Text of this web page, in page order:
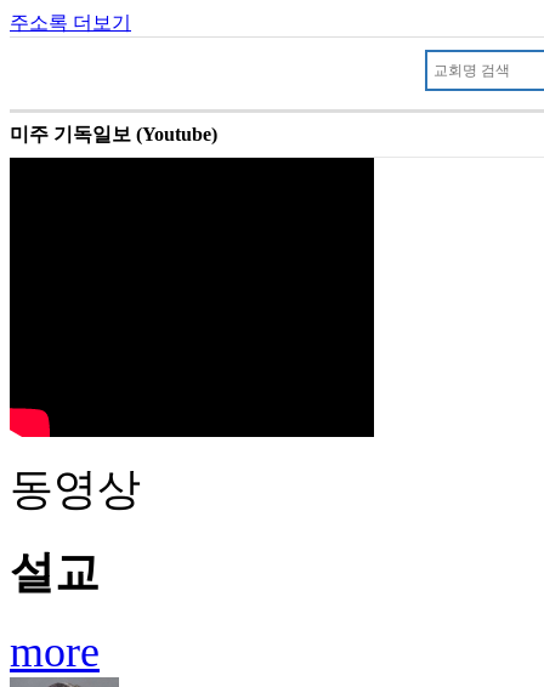
주소록 더보기
미주 기독일보 (Youtube)
동영상
설교
more